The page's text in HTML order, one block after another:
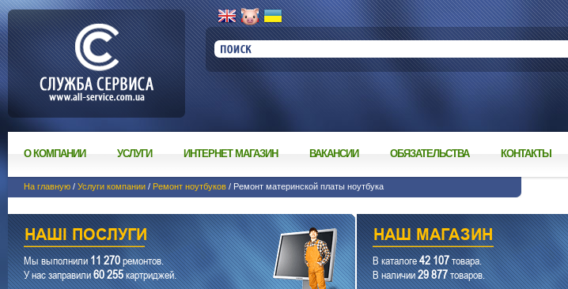
О КОМПАНИИ УСЛУГИ ИНТЕРНЕТ МАГАЗИН ВАКАНСИИ ОБЯЗАТЕЛЬСТВА КОНТАКТЫ
На главную / Услуги компании / Ремонт ноутбуков / Ремонт материнской платы ноутбука
Мы выполнили11 270ремонтов.
У нас заправили60 255картриджей.
В каталоге42 107товара.
В наличии29 877товаров.